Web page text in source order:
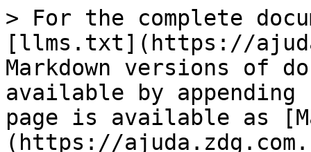
> For the complete
[llms.txt](https://
Markdown versions of
available by
page is available as
(https://